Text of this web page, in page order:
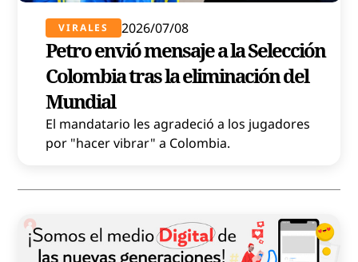
VIRALES 2026/07/08
Petro envió mensaje a la Selección
Colombia tras la eliminación del
Mundial
El mandatario les agradeció a los jugadores
por "hacer vibrar" a Colombia.